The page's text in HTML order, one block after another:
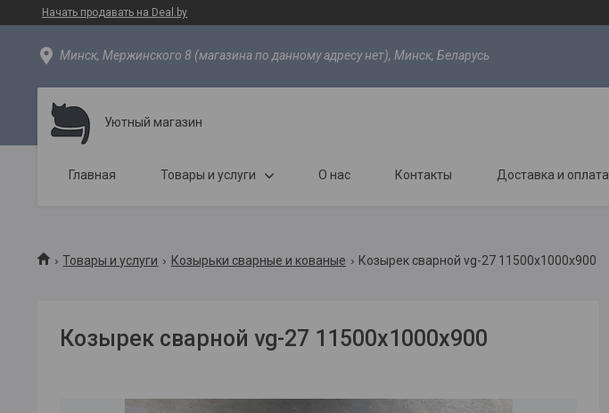
Начать продавать на Deal.by
Минск, Мержинского 8 (магазина по данному адресу нет), Минск, Беларусь
Уютный магазин
Главная Товары и услуги О нас Контакты Доставка и оплата
Товары и услуги Козырьки сварные и кованые Козырек сварной vg-27 11500х1000х900
Козырек сварной vg-27 11500х1000х900